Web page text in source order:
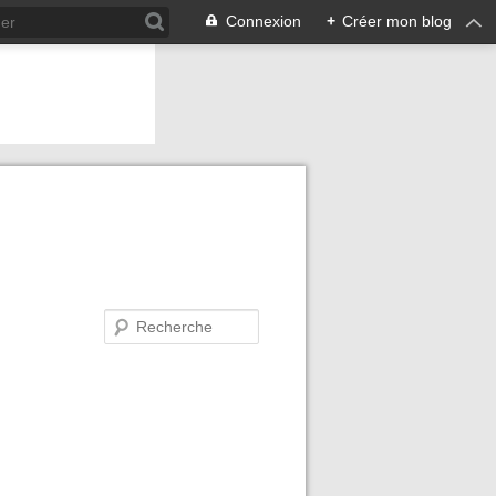
Connexion + Créer mon blog